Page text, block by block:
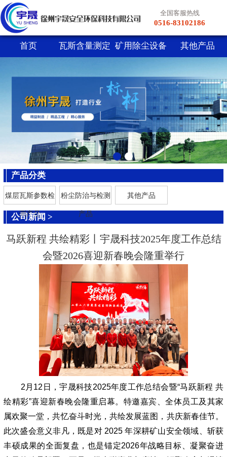
全国客服热线
0516-83102186
首页
瓦斯含量测定 矿用除尘设备 其他产品
产品分类
煤层瓦斯参数检
测产品
粉尘防治与检测
产品
其他产品
公司新闻 >
马跃新程 共绘精彩丨宇晟科技2025年度工作总结
会暨2026喜迎新春晚会隆重举行
2月12日，宇晟科技2025年度工作总结会暨“马跃新程 共
绘精彩”喜迎新春晚会隆重启幕。特邀嘉宾、全体员工及其家
属欢聚一堂，共忆奋斗时光，共绘发展蓝图，共庆新春佳节。
此次盛会意义非凡，既是对 2025 年深耕矿山安全领域、斩获
丰硕成果的全面复盘，也是锚定2026年战略目标、凝聚奋进